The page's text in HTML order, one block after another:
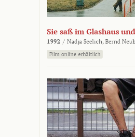
Sie saß im Glashaus
1992 / Nadja Seelich, Bernd
Film online erhältlich